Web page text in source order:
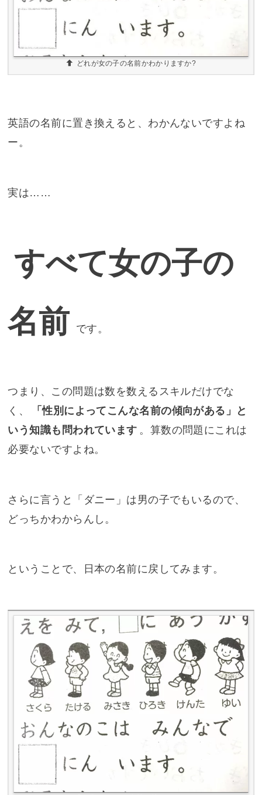
どれが女の子の名前かわかりますか?
英語の名前に置き換えると、わかんないですよね
ー。
実は……
すべて女の子の
名前 です。
つまり、この問題は数を数えるスキルだけでな
く、
「性別によってこんな名前の傾向がある」と
いう知識も問われています 。算数の問題にこれは
必要ないですよね。
さらに言うと「ダニー」は男の子でもいるので、
どっちかわからんし。
ということで、日本の名前に戻してみます。